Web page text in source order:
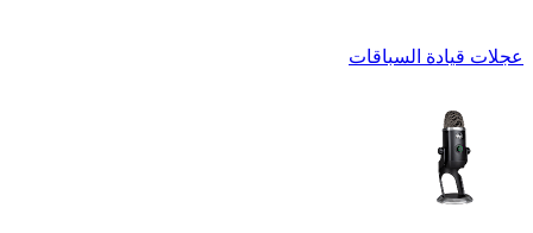
عجلات قيادة السباقات